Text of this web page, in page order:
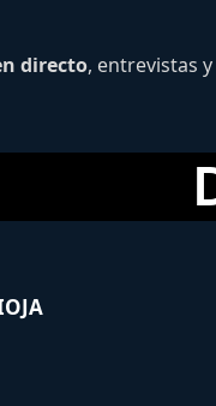
directo, entrevistas